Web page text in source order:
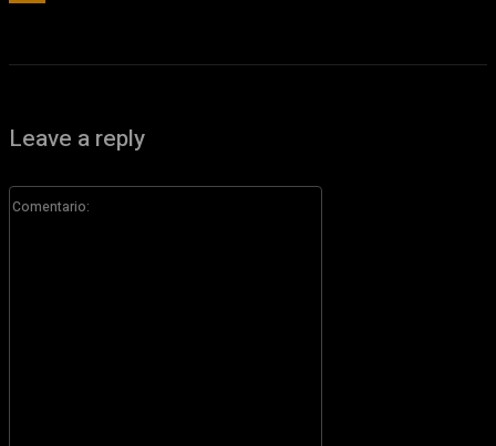
Leave a reply
Comentario: